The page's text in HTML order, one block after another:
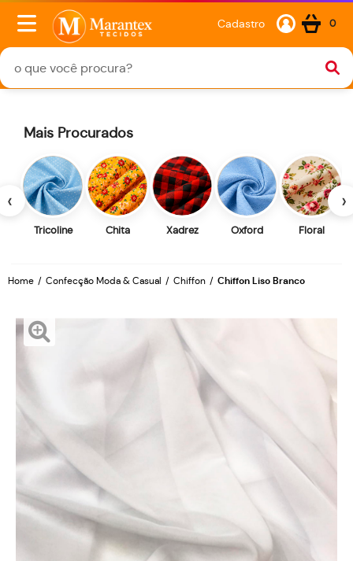
Cadastro 0
‹
Mais Procurados
Tricoline Chita Xadrez Oxford Floral
›
Home Confecção Moda & Casual Chiffon Chiffon Liso Branco